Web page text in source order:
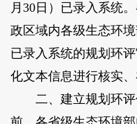
月30日）已录入系统
政区域内各级生态环
已录入系统的规划环
化文本信息进行核实、
二、建立规划环评